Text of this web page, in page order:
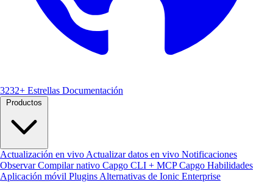
3232+ Estrellas Documentación
Productos
Actualización en vivo Actualizar datos en vivo Notificaciones
ObservarCompilar nativo Capgo CLI + MCPCapgo Habilidades
Aplicación móvil Plugins Alternativas de Ionic Enterprise